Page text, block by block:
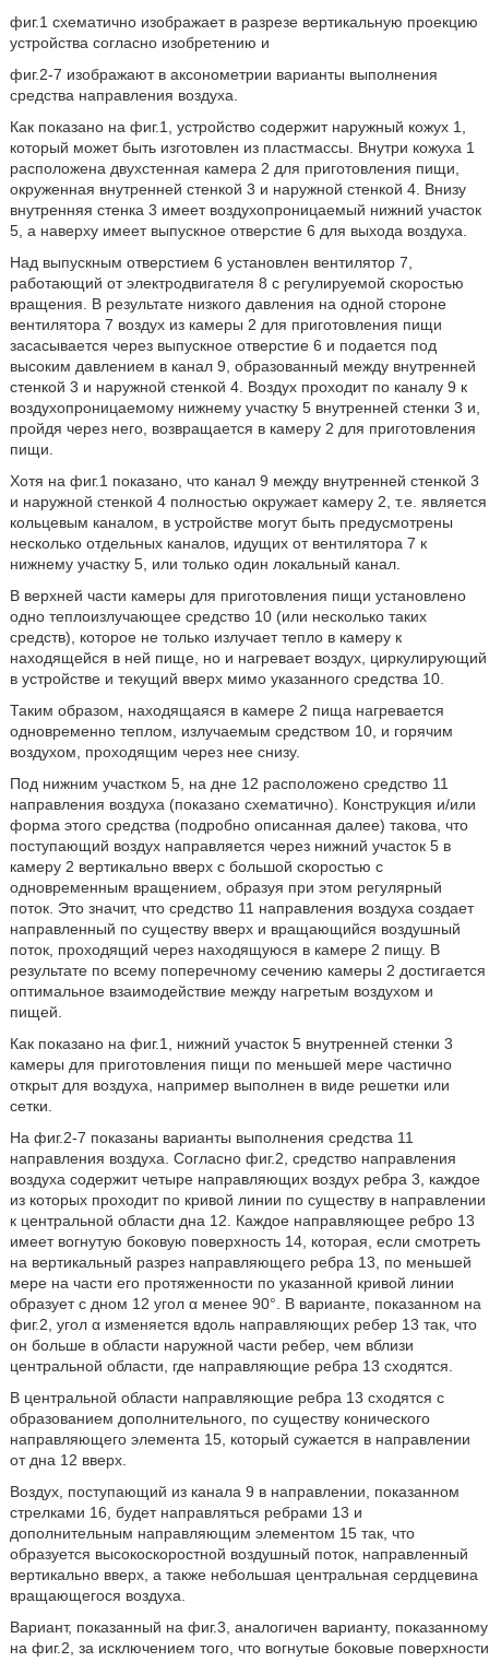
фиг.1 схематично изображает в разрезе вертикальную проекцию
устройства согласно изобретению и
фиг.2-7 изображают в аксонометрии варианты выполнения
средства направления воздуха.
Как показано на фиг.1, устройство содержит наружный кожух 1,
который может быть изготовлен из пластмассы. Внутри кожуха 1
расположена двухстенная камера 2 для приготовления пищи,
окруженная внутренней стенкой 3 и наружной стенкой 4. Внизу
внутренняя стенка 3 имеет воздухопроницаемый нижний участок
5, а наверху имеет выпускное отверстие 6 для выхода воздуха.
Над выпускным отверстием 6 установлен вентилятор 7,
работающий от электродвигателя 8 с регулируемой скоростью
вращения. В результате низкого давления на одной стороне
вентилятора 7 воздух из камеры 2 для приготовления пищи
засасывается через выпускное отверстие 6 и подается под
высоким давлением в канал 9, образованный между внутренней
стенкой 3 и наружной стенкой 4. Воздух проходит по каналу 9 к
воздухопроницаемому нижнему участку 5 внутренней стенки 3 и,
пройдя через него, возвращается в камеру 2 для приготовления
пищи.
Хотя на фиг.1 показано, что канал 9 между внутренней стенкой 3
и наружной стенкой 4 полностью окружает камеру 2, т.е. является
кольцевым каналом, в устройстве могут быть предусмотрены
несколько отдельных каналов, идущих от вентилятора 7 к
нижнему участку 5, или только один локальный канал.
В верхней части камеры для приготовления пищи установлено
одно теплоизлучающее средство 10 (или несколько таких
средств), которое не только излучает тепло в камеру к
находящейся в ней пище, но и нагревает воздух, циркулирующий
в устройстве и текущий вверх мимо указанного средства 10.
Таким образом, находящаяся в камере 2 пища нагревается
одновременно теплом, излучаемым средством 10, и горячим
воздухом, проходящим через нее снизу.
Под нижним участком 5, на дне 12 расположено средство 11
направления воздуха (показано схематично). Конструкция и/или
форма этого средства (подробно описанная далее) такова, что
поступающий воздух направляется через нижний участок 5 в
камеру 2 вертикально вверх с большой скоростью с
одновременным вращением, образуя при этом регулярный
поток. Это значит, что средство 11 направления воздуха создает
направленный по существу вверх и вращающийся воздушный
поток, проходящий через находящуюся в камере 2 пищу. В
результате по всему поперечному сечению камеры 2 достигается
оптимальное взаимодействие между нагретым воздухом и
пищей.
Как показано на фиг.1, нижний участок 5 внутренней стенки 3
камеры для приготовления пищи по меньшей мере частично
открыт для воздуха, например выполнен в виде решетки или
сетки.
На фиг.2-7 показаны варианты выполнения средства 11
направления воздуха. Согласно фиг.2, средство направления
воздуха содержит четыре направляющих воздух ребра 3, каждое
из которых проходит по кривой линии по существу в направлении
к центральной области дна 12. Каждое направляющее ребро 13
имеет вогнутую боковую поверхность 14, которая, если смотреть
на вертикальный разрез направляющего ребра 13, по меньшей
мере на части его протяженности по указанной кривой линии
образует с дном 12 угол α менее 90°. В варианте, показанном на
фиг.2, угол α изменяется вдоль направляющих ребер 13 так, что
он больше в области наружной части ребер, чем вблизи
центральной области, где направляющие ребра 13 сходятся.
В центральной области направляющие ребра 13 сходятся с
образованием дополнительного, по существу конического
направляющего элемента 15, который сужается в направлении
от дна 12 вверх.
Воздух, поступающий из канала 9 в направлении, показанном
стрелками 16, будет направляться ребрами 13 и
дополнительным направляющим элементом 15 так, что
образуется высокоскоростной воздушный поток, направленный
вертикально вверх, а также небольшая центральная сердцевина
вращающегося воздуха.
Вариант, показанный на фиг.3, аналогичен варианту, показанному
на фиг.2, за исключением того, что вогнутые боковые поверхности